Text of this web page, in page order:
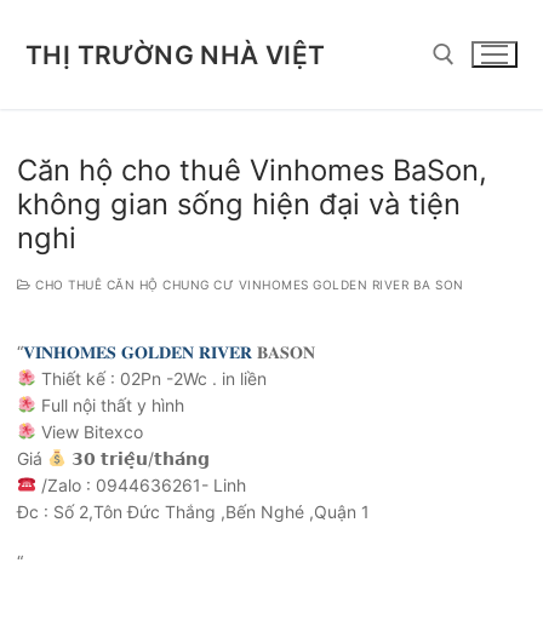
THỊ TRƯỜNG NHÀ VIỆT
Căn hộ cho thuê Vinhomes BaSon,
không gian sống hiện đại và tiện
nghi
CHO THUÊ CĂN HỘ CHUNG CƯ VINHOMES GOLDEN RIVER BA SON
“𝐕𝐈𝐍𝐇𝐎𝐌𝐄𝐒 𝐆𝐎𝐋𝐃𝐄𝐍 𝐑𝐈𝐕𝐄𝐑 𝐁𝐀𝐒𝐎𝐍
Thiết kế : 02Pn -2Wc . in liền
Full nội thất y hình
View Bitexco
Giá
𝟯𝟬 𝘁𝗿𝗶𝗲̣̂𝘂/𝘁𝗵𝗮́𝗻𝗴
/Zalo : 0944636261- Linh
Đc : Số 2,Tôn Đức Thắng ,Bến Nghé ,Quận 1
“